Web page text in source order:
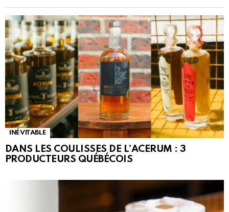
INÉVITABLE
DANS LES COULISSES DE L’ACERUM : 3
PRODUCTEURS QUÉBÉCOIS